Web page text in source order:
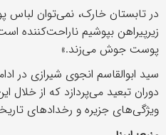
در تابستان خارک، نمی‌توان لباس
زیرپیراهن بپوشیم ناراحت‌کننده
پوست جوش می‌زند.»
سید ابوالقاسم انجوی شیرازی در
دوران تبعید می‌پردازد که از خلال
ویژگی‌های جزیره و رخدادهای